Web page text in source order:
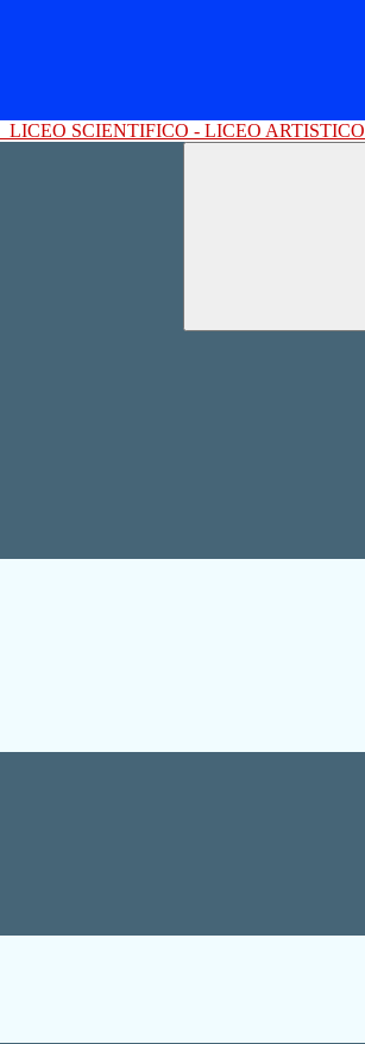
LICEO SCIENTIFICO - LICEO ARTISTICO